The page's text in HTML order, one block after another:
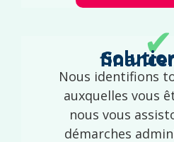
✔
Solutions de
Nous identifions
auxquelles vous
nous vous
démarches